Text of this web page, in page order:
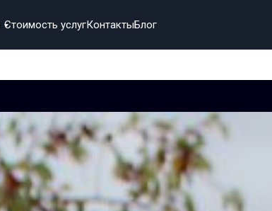
Стоимость услугКонтактыБлог